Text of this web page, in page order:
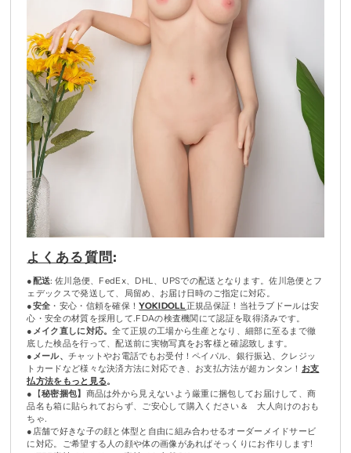
よくある質問 :
●配送: 佐川急便、FedEx、DHL、UPSでの配送となります。佐川急便とフ
ェデックスで発送して、局留め、お届け日時のご指定に対応。
●安全 ・安心・信頼を確保！YOKIDOLL正規品保証！当社ラブドールは安
心・安全の材質を採用して.FDAの検査機関にて認証を取得済みです。
● メイク直しに対応。全て正規の工場から生産となり、細部に至るまで徹
底した検品を行って、配送前に実物写真をお客様と確認致します。
● メール、 チャットやお電話でもお受付！ペイパル、銀行振込、クレジッ
トカードなど様々な決済方法に対応でき、お支払方法が超カンタン！ お支
払方法をもっと見る。
●【秘密捆包】 商品は外から見えないよう厳重に捆包してお届けして、商
品名も箱に貼られておらず、ご安心して購入ください＆ 大人向けのおも
ちゃ.
●店舗で好きな子の顔と体型と自由に組み合わせるオーダーメイドサービ
に対応。ご希望する人の顔や体の画像があればそっくりにお作りします!